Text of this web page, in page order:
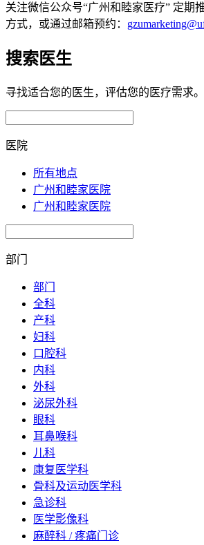
关注微信公众号“广州和睦家医疗” 定期
方式，或通过邮箱预约：
搜索医生
寻找适合您的医生，评估您的医疗需求。
医院
所有地点
广州和睦家医院
广州和睦家医院
部门
部门
全科
产科
妇科
口腔科
内科
外科
泌尿外科
眼科
耳鼻喉科
儿科
康复医学科
骨科及运动医学科
急诊科
医学影像科
麻醉科 / 疼痛门诊